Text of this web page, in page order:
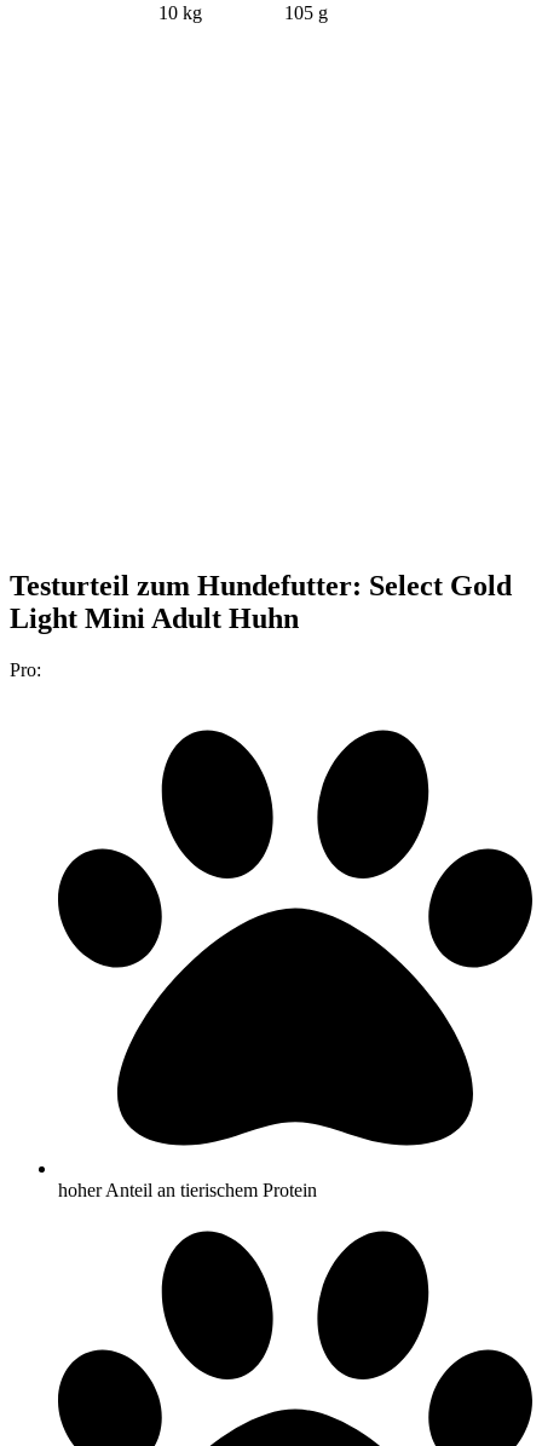
10 kg
105 g
Testurteil zum Hundefutter: Select Gold
Light Mini Adult Huhn
Pro:
hoher Anteil an tierischem Protein